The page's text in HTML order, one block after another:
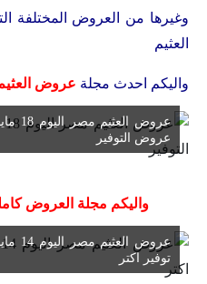
وغيرها من العروض
العثيم
واليكم احدث مجلة عروض
عروض التوفير
واليكم مجلة العروض كاملة حتى
توفير اكتر